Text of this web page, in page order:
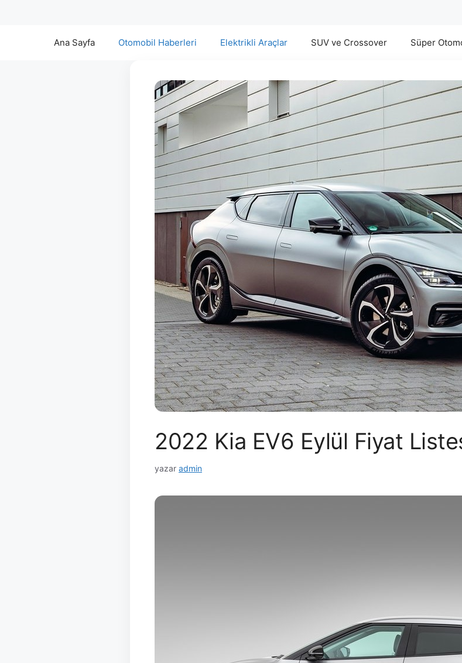
Ana Sayfa Otomobil Haberleri Elektrikli Araçlar SUV ve Crossover Süper
2022 Kia EV6 Eylül Fiyat
yazar admin